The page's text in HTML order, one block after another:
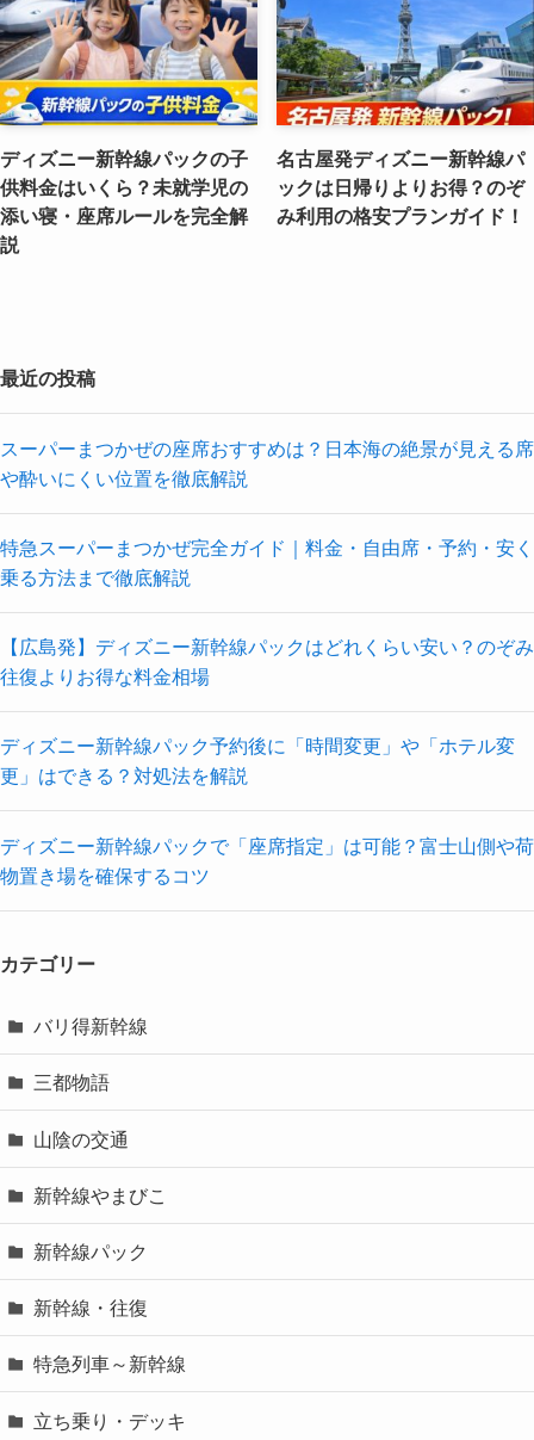
ディズニー新幹線パックの子
供料金はいくら？未就学児の
添い寝・座席ルールを完全解
説
名古屋発ディズニー新幹線パ
ックは日帰りよりお得？のぞ
み利用の格安プランガイド！
最近の投稿
スーパーまつかぜの座席おすすめは？日本海の絶景が見える席
や酔いにくい位置を徹底解説
特急スーパーまつかぜ完全ガイド｜料金・自由席・予約・安く
乗る方法まで徹底解説
【広島発】ディズニー新幹線パックはどれくらい安い？のぞみ
往復よりお得な料金相場
ディズニー新幹線パック予約後に「時間変更」や「ホテル変
更」はできる？対処法を解説
ディズニー新幹線パックで「座席指定」は可能？富士山側や荷
物置き場を確保するコツ
カテゴリー
バリ得新幹線
三都物語
山陰の交通
新幹線やまびこ
新幹線パック
新幹線・往復
特急列車～新幹線
立ち乗り・デッキ